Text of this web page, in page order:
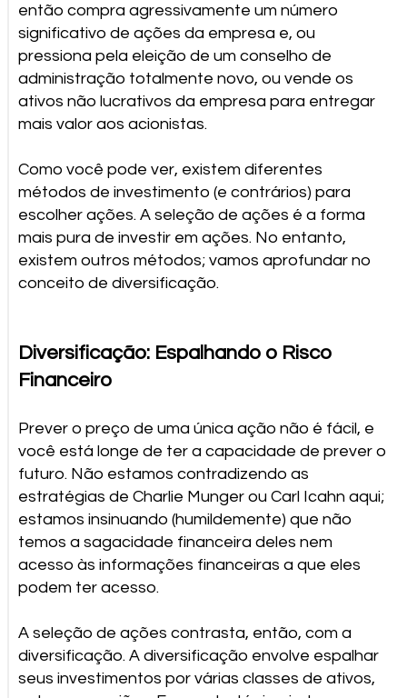
então compra agressivamente um número
significativo de ações da empresa e, ou
pressiona pela eleição de um conselho de
administração totalmente novo, ou vende os
ativos não lucrativos da empresa para entregar
mais valor aos acionistas.
Como você pode ver, existem diferentes
métodos de investimento (e contrários) para
escolher ações. A seleção de ações é a forma
mais pura de investir em ações. No entanto,
existem outros métodos; vamos aprofundar no
conceito de diversificação.
Diversificação: Espalhando o Risco
Financeiro
Prever o preço de uma única ação não é fácil, e
você está longe de ter a capacidade de prever o
futuro. Não estamos contradizendo as
estratégias de Charlie Munger ou Carl Icahn aqui;
estamos insinuando (humildemente) que não
temos a sagacidade financeira deles nem
acesso às informações financeiras a que eles
podem ter acesso.
A seleção de ações contrasta, então, com a
diversificação. A diversificação envolve espalhar
seus investimentos por várias classes de ativos,